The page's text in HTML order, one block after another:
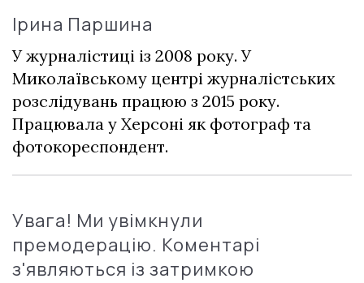
Ірина Паршина
У журналістиці із 2008 року. У
Миколаївському центрі журналістських
розслідувань працюю з 2015 року.
Працювала у Херсоні як фотограф та
фотокореспондент.
Увага! Ми увімкнули
премодерацію. Коментарі
з'являються із затримкою